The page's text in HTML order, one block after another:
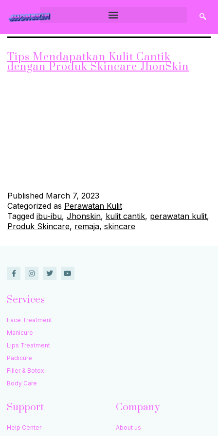
Tips Mendapatkan Kulit Cantik
dengan Produk Skincare JhonSkin
Published March 7, 2023
Categorized as Perawatan Kulit
Tagged ibu-ibu, Jhonskin, kulit cantik, perawatan kulit,
Produk Skincare, remaja, skincare
Services
Face Treatment
Manicure
Lips Treatment
Padicure
Filler & Botox
Body Care
Support
Help Center
Company
About us